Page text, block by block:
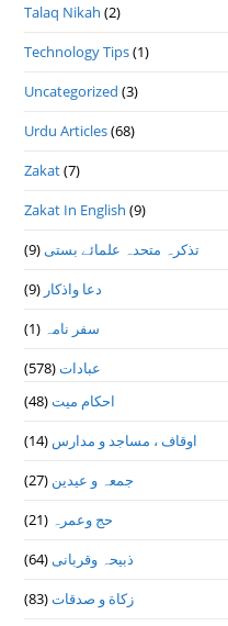
Talaq Nikah (2)
Technology Tips(1)
Uncategorized (3)
Urdu Articles(68)
Zakat(7)
Zakat In English (9)
تذكرہ متحدہ علمائے بستى(9)
دعا واذكار (9)
سفر نامہ (1)
عبادات(578)
احکام میت(48)
اوقاف ، مساجد و مدارس (14)
جمعہ و عیدین (27)
حج وعمرہ (21)
ذبیحہ وقربانی(64)
زکاة و صدقات(83)